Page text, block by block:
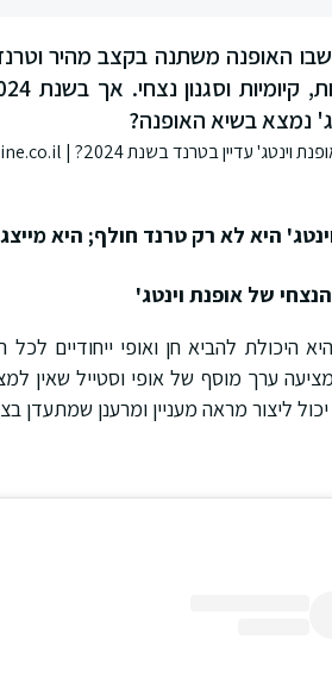
האופנה משתנה בקצב מהיר
נמצא בשיא האופנה?
היא לא רק טרנד חולף; היא
של אופנת וינטג'
היכולת להביא חן ואופי ייחודיים
ערך מוסף של אופי וסטייל שאין
ליצור מראה מעניין ומרענן שמתעדן